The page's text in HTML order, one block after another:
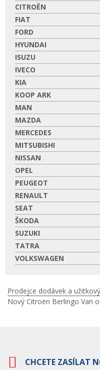
CITROËN
FIAT
FORD
HYUNDAI
ISUZU
IVECO
KIA
KOOP ARK
MAN
MAZDA
MERCEDES
MITSUBISHI
NISSAN
OPEL
PEUGEOT
RENAULT
SEAT
ŠKODA
SUZUKI
TATRA
VOLKSWAGEN
Nacházíte
se
Prodejce dodávek a
Nový Citroën Berlingo Van
CHCETE ZASÍLAT